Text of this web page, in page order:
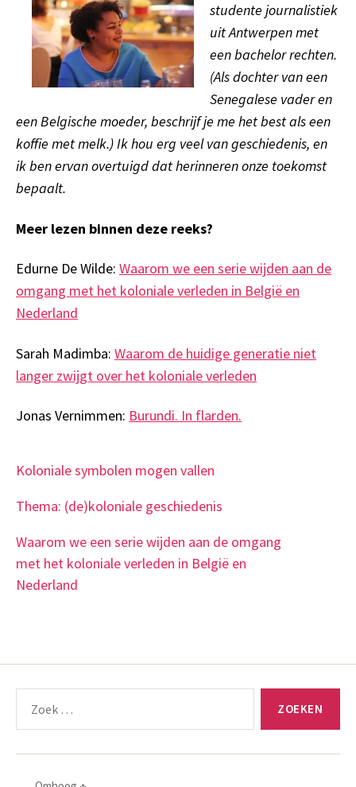
studente journalistiek
uit Antwerpen met
een bachelor rechten.
(Alsdochter van een
Senegalese vader en
een Belgische moeder, beschrijf je me het best als een
koffie met melk.) Ik hou erg veel van geschiedenis, en
ik ben ervan overtuigd dat herinneren onze toekomst
bepaalt.
Meer lezen binnen deze reeks?
Edurne De Wilde: Waarom we een serie wijden aan de
omgang met het koloniale verleden in België en
Nederland
Sarah Madimba: Waarom de huidige generatie niet
langer zwijgt over het koloniale verleden
Jonas Vernimmen: Burundi. In flarden.
Koloniale symbolen mogen vallen
Thema: (de)koloniale geschiedenis
Waarom we een serie wijden aan de omgang
met het koloniale verleden in België en
Nederland
naar: